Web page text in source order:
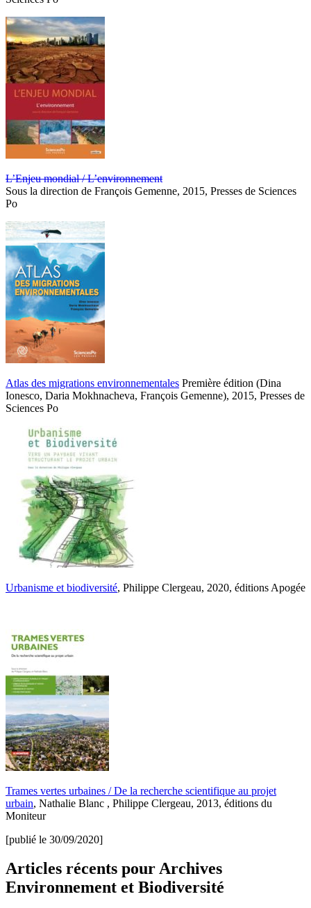
L’Enjeu mondial / L’environnement
Sous la direction de François Gemenne, 2015, Presses de Sciences
Po
Atlas des migrations environnementales Première édition (Dina
Ionesco, Daria Mokhnacheva, François Gemenne), 2015, Presses de
Sciences Po
Urbanisme et biodiversité, Philippe Clergeau, 2020, éditions Apogée
Trames vertes urbaines / De la recherche scientifique au projet
urbain, Nathalie Blanc , Philippe Clergeau, 2013, éditions du
Moniteur
[publié le 30/09/2020]
Articles récents pour Archives
Environnement et Biodiversité